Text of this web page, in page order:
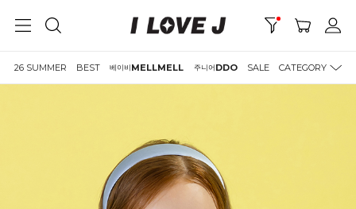
26 SUMMER BEST 베이비MELLMELL 주니어DDO SALE CATEGORY